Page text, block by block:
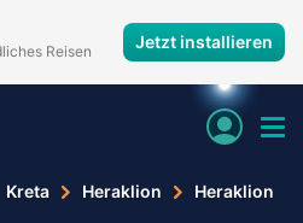
Reisen Jetzt installieren
Kreta Heraklion Heraklion